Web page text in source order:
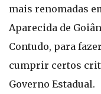
mais renomadas
Aparecida de
Contudo, para
cumprir certos
Governo Estadual.